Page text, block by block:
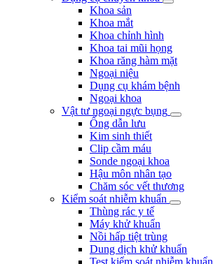
Khoa sản
Khoa mắt
Khoa chỉnh hình
Khoa tai mũi họng
Khoa răng hàm mặt
Ngoại niệu
Dụng cụ khám bệnh
Ngoại khoa
Vật tư ngoại ngực bụng
Ống dẫn lưu
Kim sinh thiết
Clip cầm máu
Sonde ngoại khoa
Hậu môn nhân tạo
Chăm sóc vết thương
Kiểm soát nhiễm khuẩn
Thùng rác y tế
Máy khử khuẩn
Nồi hấp tiệt trùng
Dung dịch khử khuẩn
Test kiểm soát nhiễm khuẩn